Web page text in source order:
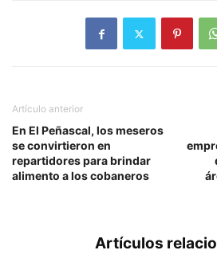
Artículo anterior
En El Peñascal, los meseros
se convirtieron en
repartidores para brindar
alimento a los cobaneros
Artículos